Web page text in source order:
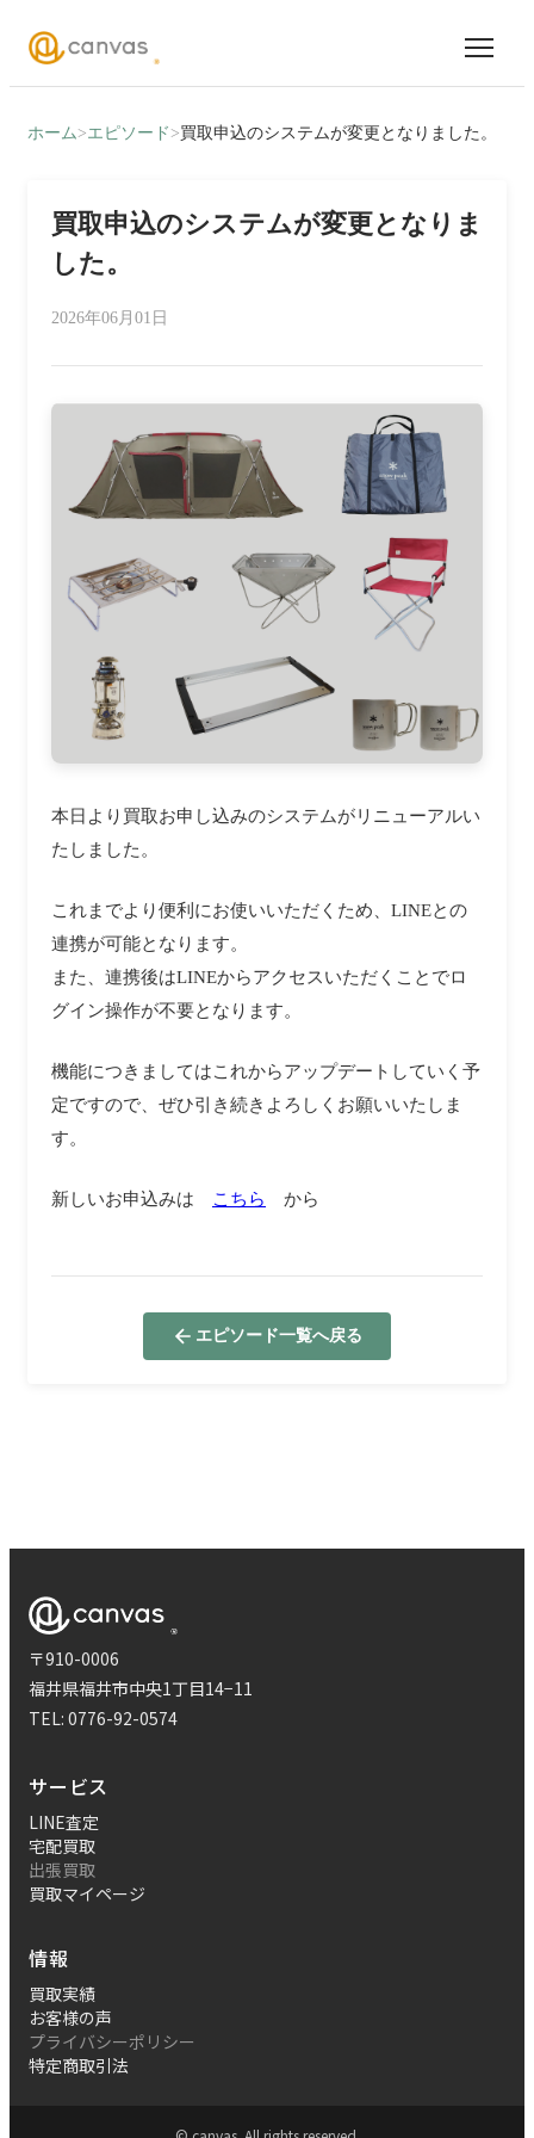
ホーム>エピソード >買取申込のシステムが変更となりました。
買取申込のシステムが変更となりま
した。
2026年06月01日
本日より買取お申し込みのシステムがリニューアルい
たしました。
これまでより便利にお使いいただくため、LINEとの
連携が可能となります。
また、連携後はLINEからアクセスいただくことでロ
グイン操作が不要となります。
機能につきましてはこれからアップデートしていく予
定ですので、ぜひ引き続きよろしくお願いいたしま
す。
新しいお申込みは こちら から
エピソード一覧へ戻る
〒910-0006
福井県福井市中央1丁目14−11
TEL: 0776-92-0574
サービス
LINE査定
宅配買取
出張買取
買取マイページ
情報
買取実績
お客様の声
プライバシーポリシー
特定商取引法